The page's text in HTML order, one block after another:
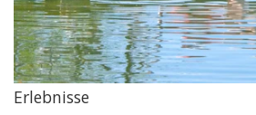
Erlebnisse